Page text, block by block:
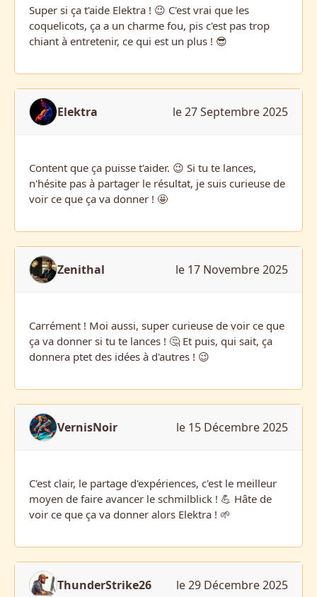
Super si ça t'aide Elektra ! 😉 C'est vrai que les
coquelicots, ça a un charme fou, pis c'est pas trop
chiant à entretenir, ce qui est un plus ! 😎
Elektra le 27 Septembre 2025
Content que ça puisse t'aider. 😉 Si tu te lances,
n'hésite pas à partager le résultat, je suis curieuse de
voir ce que ça va donner ! 🤩
Zenithal le 17 Novembre 2025
Carrément ! Moi aussi, super curieuse de voir ce que
ça va donner si tu te lances ! 🤔 Et puis, qui sait, ça
donnera ptet des idées à d'autres ! 😉
VernisNoir le 15 Décembre 2025
C'est clair, le partage d'expériences, c'est le meilleur
moyen de faire avancer le schmilblick ! 💪 Hâte de
voir ce que ça va donner alors Elektra ! 🌱
ThunderStrike26 le 29 Décembre 2025